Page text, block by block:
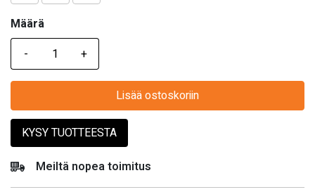
Määrä
Määrä
Lisää ostoskoriin
KYSY TUOTTEESTA
Meiltä nopea toimitus